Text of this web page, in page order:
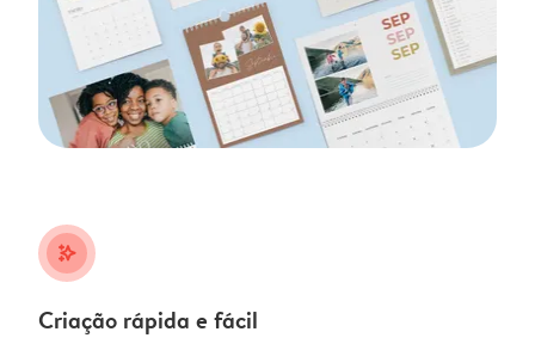
stars_plus
Criação rápida e fácil